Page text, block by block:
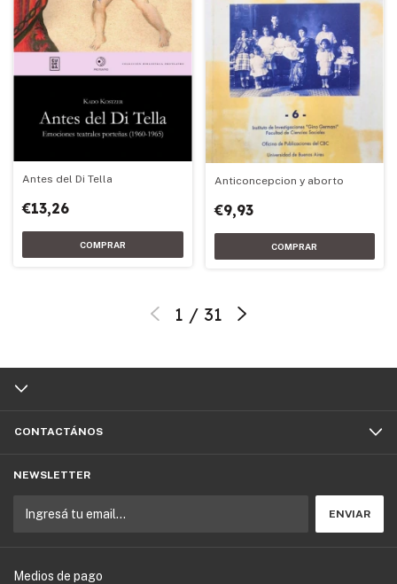
Antes del Di Tella
€13,26
Anticoncepcion y aborto
€9,93
1 / 31
CONTACTÁNOS
NEWSLETTER
Medios de pago